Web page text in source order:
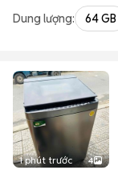
Dung lượng: 64 GB
1 phút trước 4